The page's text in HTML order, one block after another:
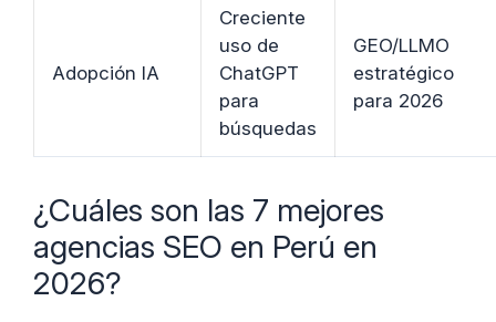
Adopción IA
Creciente
uso de
ChatGPT
para
búsquedas
GEO/LLMO
estratégico
para 2026
¿Cuáles son las 7 mejores
agencias SEO en Perú en
2026?